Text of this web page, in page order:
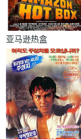
亚马逊热盒